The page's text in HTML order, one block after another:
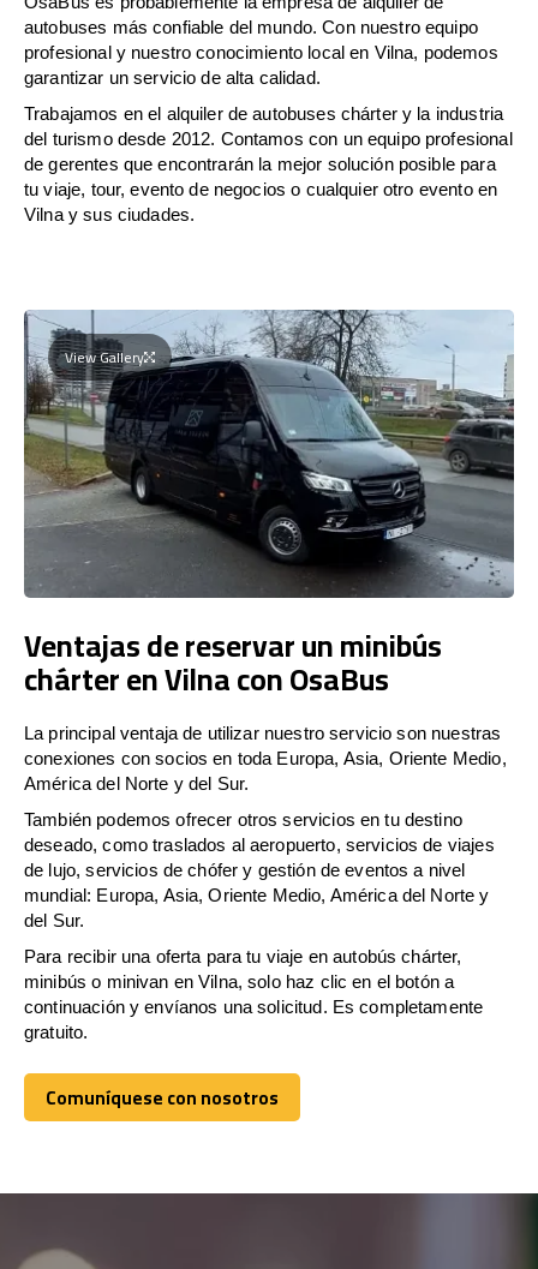
autobuses más confiable del mundo. Con nuestro equipo
profesional y nuestro conocimiento local en Vilna, podemos
garantizar un servicio de alta calidad.
Trabajamos en el alquiler de autobuses chárter y la industria
del turismo desde 2012. Contamos con un equipo profesional
de gerentes que encontrarán la mejor solución posible para
tu viaje, tour, evento de negocios o cualquier otro evento en
Vilna y sus ciudades.
View Gallery
Ventajas de reservar un minibús
chárter en Vilna con OsaBus
La principal ventaja de utilizar nuestro servicio son nuestras
conexiones con socios en toda Europa, Asia, Oriente Medio,
América del Norte y del Sur.
También podemos ofrecer otros servicios en tu destino
deseado, como traslados al aeropuerto, servicios de viajes
de lujo, servicios de chófer y gestión de eventos a nivel
mundial: Europa, Asia, Oriente Medio, América del Norte y
del Sur.
Para recibir una oferta para tu viaje en autobús chárter,
minibús o minivan en Vilna, solo haz clic en el botón a
continuación y envíanos una solicitud. Es completamente
gratuito.
Comuníquese con nosotros
Comuníquese con nosotros